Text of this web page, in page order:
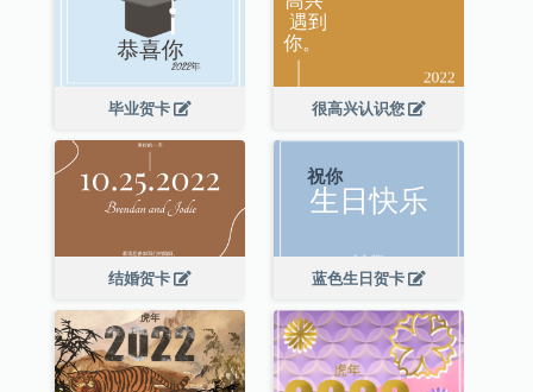
毕业贺卡 很高兴认识您
结婚贺卡 蓝色生日贺卡